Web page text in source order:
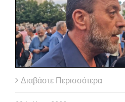
Διαβάστε Περισσότερα